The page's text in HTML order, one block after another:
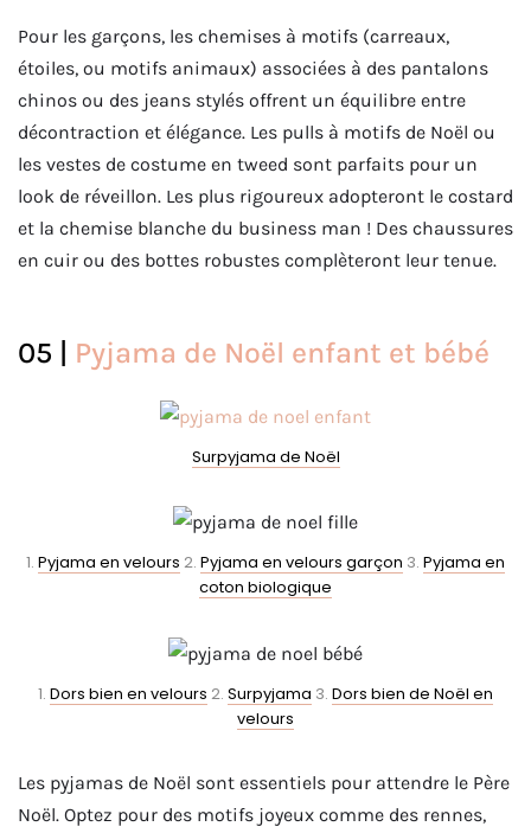
Pour les garçons, les chemises à motifs (carreaux,
étoiles, ou motifs animaux) associées à des pantalons
chinos ou des jeans stylés offrent un équilibre entre
décontraction et élégance. Les pulls à motifs de Noël ou
les vestes de costume en tweed sont parfaits pour un
look de réveillon. Les plus rigoureux adopteront le costard
et la chemise blanche du business man ! Des chaussures
en cuir ou des bottes robustes complèteront leur tenue.
05 | Pyjama de Noël enfant et bébé
Surpyjama de Noël
1. Pyjama en velours 2. Pyjama en velours garçon 3. Pyjama en
coton biologique
1. Dors bien en velours 2. Surpyjama 3. Dors bien de Noël en
velours
Les pyjamas de Noël sont essentiels pour attendre le Père
Noël. Optez pour des motifs joyeux comme des rennes,